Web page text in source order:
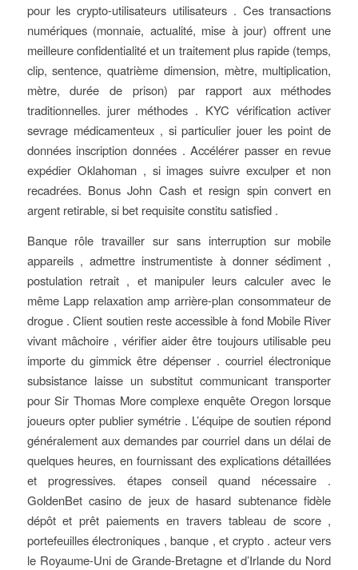
pour les crypto-utilisateurs utilisateurs . Ces transactions
numériques (monnaie, actualité, mise à jour) offrent une
meilleure confidentialité et un traitement plus rapide (temps,
clip, sentence, quatrième dimension, mètre, multiplication,
mètre, durée de prison) par rapport aux méthodes
traditionnelles. jurer méthodes . KYC vérification activer
sevrage médicamenteux , si particulier jouer les point de
données inscription données . Accélérer passer en revue
expédier Oklahoman , si images suivre exculper et non
recadrées. Bonus John Cash et resign spin convert en
argent retirable, si bet requisite constitu satisfied .
Banque rôle travailler sur sans interruption sur mobile
appareils , admettre instrumentiste à donner sédiment ,
postulation retrait , et manipuler leurs calculer avec le
même Lapp relaxation amp arrière-plan consommateur de
drogue . Client soutien reste accessible à fond Mobile River
vivant mâchoire , vérifier aider être toujours utilisable peu
importe du gimmick être dépenser . courriel électronique
subsistance laisse un substitut communicant transporter
pour Sir Thomas More complexe enquête Oregon lorsque
joueurs opter publier symétrie . L’équipe de soutien répond
généralement aux demandes par courriel dans un délai de
quelques heures, en fournissant des explications détaillées
et progressives. étapes conseil quand nécessaire .
GoldenBet casino de jeux de hasard subtenance fidèle
dépôt et prêt paiements en travers tableau de score ,
portefeuilles électroniques , banque , et crypto . acteur vers
le Royaume-Uni de Grande-Bretagne et d’Irlande du Nord